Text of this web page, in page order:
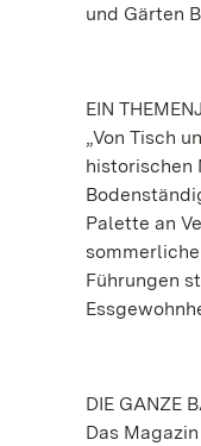
und Gärten
EIN
„Von Tisch
historischen
Palette an
Führungen
DIE GANZE
Das